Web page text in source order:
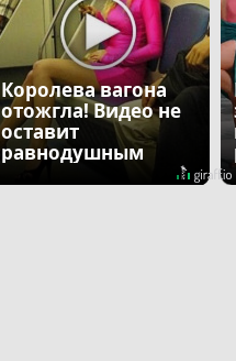
Королева вагона
отожгла! Видео не
оставит
равнодушным